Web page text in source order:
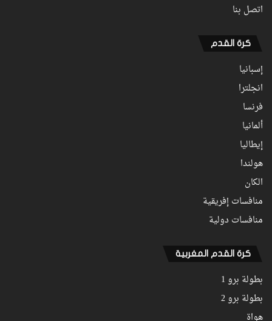
اتصل بنا
كرة القدم
إسبانيا
انجلترا
فرنسا
ألمانيا
إيطاليا
هولندا
الكان
منافسات إفريقية
منافسات دولية
كرة القدم المغربية
بطولة برو 1
بطولة برو 2